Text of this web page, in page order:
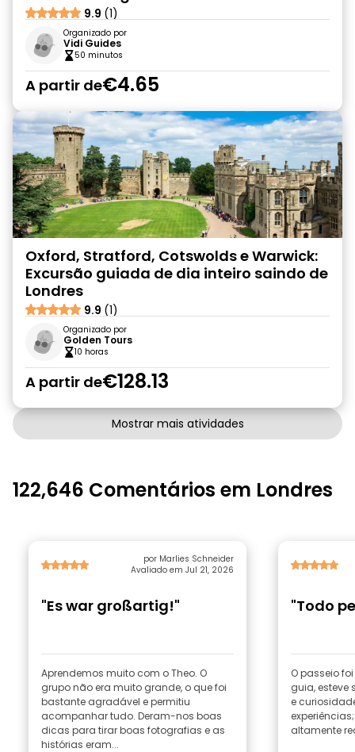
9.9 (1)
Organizado por
Vidi Guides
50 minutos
A partir de€4.65
Oxford, Stratford, Cotswolds e Warwick:
Excursão guiada de dia inteiro saindo de
Londres
9.9 (1)
Organizado por
Golden Tours
10 horas
A partir de€128.13
Mostrar mais atividades
122,646 Comentários em Londres
por Marlies Schneider
Avaliado em Jul 21, 2026
"Es war großartig!"
Aprendemos muito com o Theo. O
grupo não era muito grande, o que foi
bastante agradável e permitiu
acompanhar tudo. Deram-nos boas
dicas para tirar boas fotografias e as
histórias eram...
"Todo
O passeio
guia, esteve
e
altamente